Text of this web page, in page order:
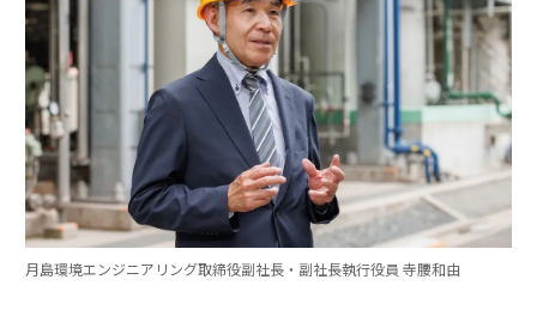
月島環境エンジニアリング取締役副社長・副社長執行役員 寺腰和由